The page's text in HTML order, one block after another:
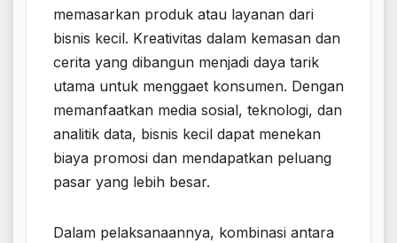
memasarkan produk atau layanan dari
bisnis kecil. Kreativitas dalam kemasan dan
cerita yang dibangun menjadi daya tarik
utama untuk menggaet konsumen. Dengan
memanfaatkan media sosial, teknologi, dan
analitik data, bisnis kecil dapat menekan
biaya promosi dan mendapatkan peluang
pasar yang lebih besar.
Dalam pelaksanaannya, kombinasi antara